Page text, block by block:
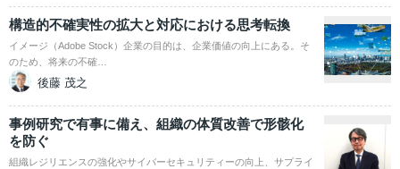
構造的不確実性の拡大と対応における思考転換
イメージ（Adobe Stock）企業の目的は、企業価値の向上にある。そ
のため、将来の不確…
後藤 茂之
事例研究で有事に備え、組織の体質改善で形骸化
を防ぐ
組織レジリエンスの強化やサイバーセキュリティーの向上、サプライ